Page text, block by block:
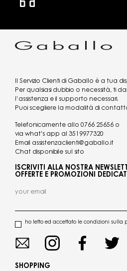
Il Servizio Clienti di Gaballo è a tua
Per qualsiasi dubbio o necessità, ti
l’assistenza e il supporto necessari.
Puoi scegliere la modalità di
Telefonicamente allo 0766 25656 o
via what's app al 3519977320
Email assistenzaclienti@gaballo.it
Chat disponibile sul sito
ISCRIVITI ALLA NOSTRA
OFFERTE E PROMOZIONI
ho letto ed accettato le condizioni sulla
SHOPPING